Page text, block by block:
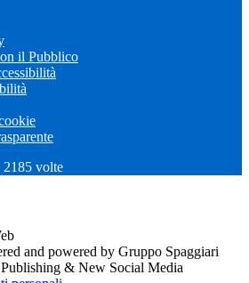
il Pubblico
2185 volte
and powered by Gruppo Spaggiari
& New Social Media